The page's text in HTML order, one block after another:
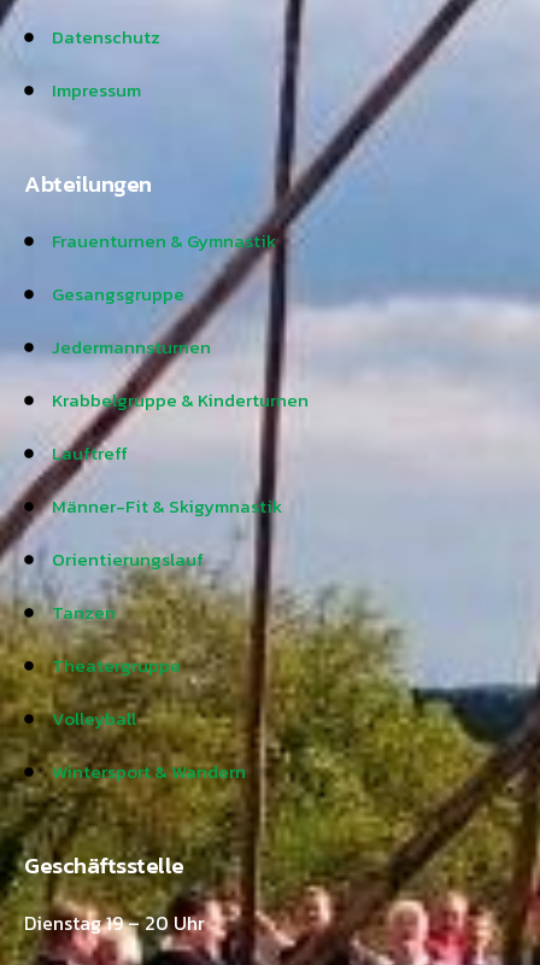
Datenschutz
Impressum
Abteilungen
Frauenturnen & Gymnastik
Gesangsgruppe
Jedermannsturnen
Krabbelgruppe & Kinderturnen
Lauftreff
Männer-Fit & Skigymnastik
Orientierungslauf
Tanzen
Theatergruppe
Volleyball
Wintersport & Wandern
Geschäftsstelle
Dienstag 19 – 20 Uhr